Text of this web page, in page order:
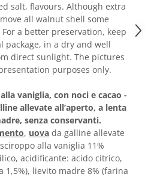
salt, flavours. Although extra
all walnut shell some
a better preservation, keep
in a dry and well
direct sunlight. The pictures
purposes only.
vaniglia, con noci e cacao -
allevate all’aperto, a lenta
senza conservanti.
, uova da galline allevate
alla vaniglia 11%
acidificante: acido citrico,
lievito madre 8% (farina